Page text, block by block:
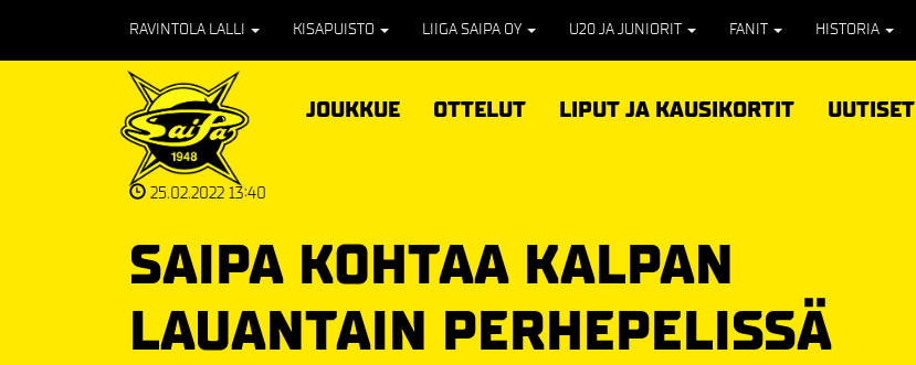
RAVINTOLA LALLI KISAPUISTO LIIGA SAIPA OY U20 JA JUNIORIT FANIT HISTORIA
JOUKKUE OTTELUT LIPUT JA KAUSIKORTIT UUTISET
25.02.2022 13:40
SAIPA KOHTAA KALPAN
LAUANTAIN PERHEPELISSÄ